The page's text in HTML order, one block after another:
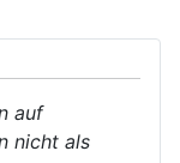
auf
nicht als